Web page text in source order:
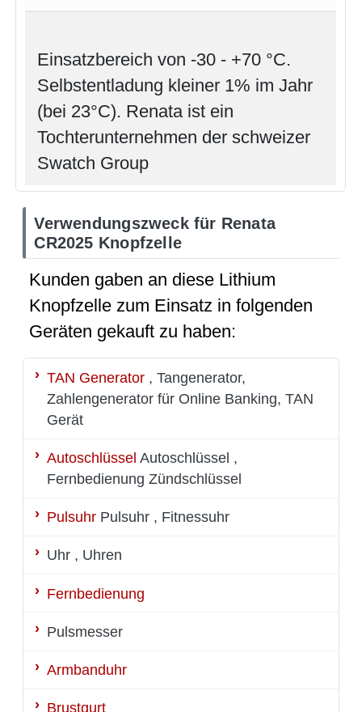
Einsatzbereich von -30 - +70 °C.
Selbstentladung kleiner 1% im Jahr
(bei 23°C). Renata ist ein
Tochterunternehmen der schweizer
Swatch Group
Verwendungszweck für Renata
CR2025 Knopfzelle
Kunden gaben an diese Lithium
Knopfzelle zum Einsatz in folgenden
Geräten gekauft zu haben:
TAN Generator , Tangenerator,
Zahlengenerator für Online Banking, TAN
Gerät
Autoschlüssel Autoschlüssel ,
Fernbedienung Zündschlüssel
Pulsuhr Pulsuhr , Fitnessuhr
Uhr , Uhren
Fernbedienung
Pulsmesser
Armbanduhr
Brustgurt